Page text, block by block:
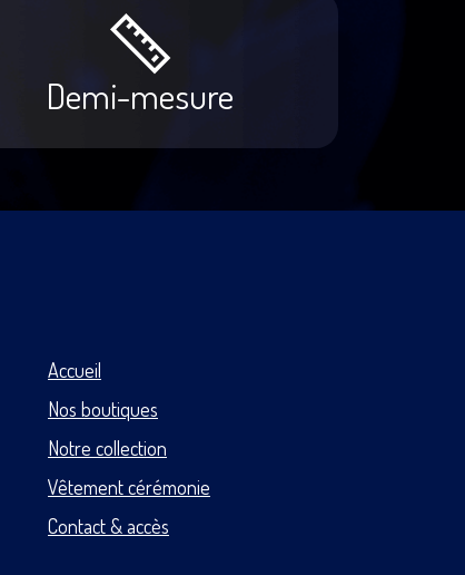
Demi-mesure
Accueil
Nos boutiques
Notre collection
Vêtement cérémonie
Contact & accès